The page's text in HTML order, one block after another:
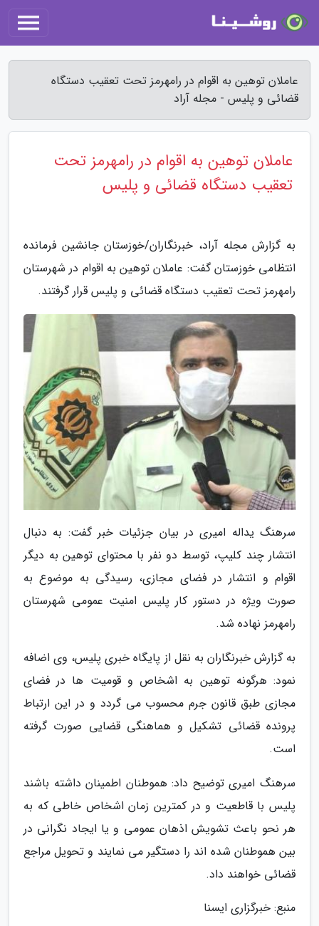
عاملان توهین به اقوام در رامهرمز تحت تعقیب دستگاه
قضائی و پلیس - مجله آراد
عاملان توهین به اقوام در رامهرمز تحت
تعقیب دستگاه قضائی و پلیس
به گزارش مجله آراد، خبرنگاران/خوزستان جانشین فرمانده
انتظامی خوزستان گفت: عاملان توهین به اقوام در شهرستان
رامهرمز تحت تعقیب دستگاه قضائی و پلیس قرار گرفتند.
سرهنگ یداله امیری در بیان جزئیات خبر گفت: به دنبال
انتشار چند کلیپ، توسط دو نفر با محتوای توهین به دیگر
اقوام و انتشار در فضای مجازی، رسیدگی به موضوع به
صورت ویژه در دستور کار پلیس امنیت عمومی شهرستان
رامهرمز نهاده شد.
به گزارش خبرنگاران به نقل از پایگاه خبری پلیس، وی اضافه
نمود: هرگونه توهین به اشخاص و قومیت ها در فضای
مجازی طبق قانون جرم محسوب می گردد و در این ارتباط
پرونده قضائی تشکیل و هماهنگی قضایی صورت گرفته
است.
سرهنگ امیری توضیح داد: هموطنان اطمینان داشته باشند
پلیس با قاطعیت و در کمترین زمان اشخاص خاطی که به
هر نحو باعث تشویش اذهان عمومی و یا ایجاد نگرانی در
بین هموطنان شده اند را دستگیر می نمایند و تحویل مراجع
قضائی خواهند داد.
منبع: خبرگزاری ایسنا